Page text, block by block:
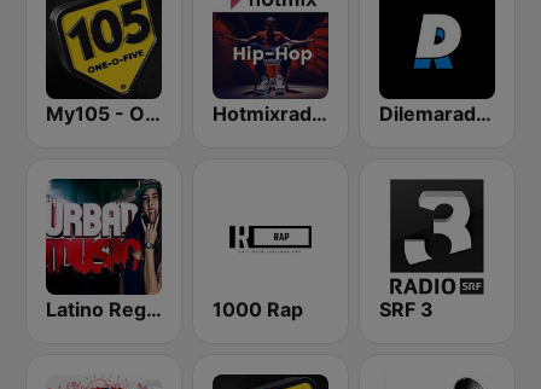
My105 - Original Hotmixradio Hip Hop Dilemaradio - Hip Hop Music
Latino Reggaeton y Urbano 1000 Rap SRF 3